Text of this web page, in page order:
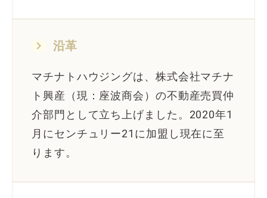
keyboard_arrow_right 沿革
マチナトハウジングは、株式会社マチナ
ト興産（現：座波商会）の不動産売買仲
介部門として立ち上げました。2020年1
月にセンチュリー21に加盟し現在に至
ります。